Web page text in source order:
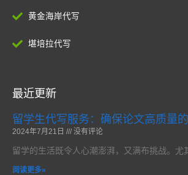
黄金海岸代写
堪培拉代写
最近更新
留学生代写服务：确保论文高质量
2024年7月21日 没有评论
留学的生活既令人心潮澎湃，又满布挑战。尤
阅读更多»